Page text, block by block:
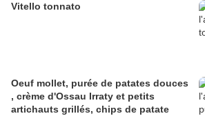
Vitello tonnato
Oeuf mollet, purée de patates douces
, crème d'Ossau Irraty et petits
artichauts grillés, chips de patate